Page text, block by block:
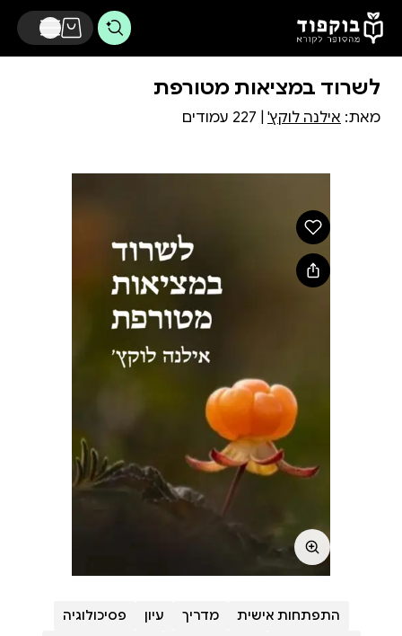
דלג לתוכן הראשי
לשרוד במציאות מטורפת
מאת: אילנה לוקץ'
התפתחות אישית מדריך עיון
פסיכולוגיה